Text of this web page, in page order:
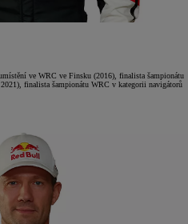
ve WRC ve Finsku (2016), finalista šampionátu
finalista šampionátu WRC v kategorii navigátorů